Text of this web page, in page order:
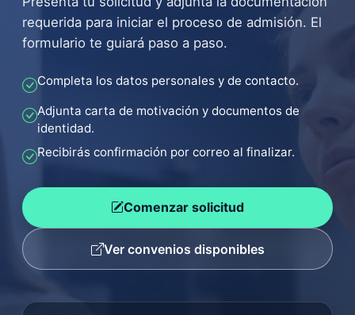
requerida para iniciar el proceso de admisión. El
formulario te guiará paso a paso.
Completa los datos personales y de contacto.
Adjunta carta de motivación y documentos de
identidad.
Recibirás confirmación por correo al finalizar.
Comenzar solicitud
Ver convenios disponibles